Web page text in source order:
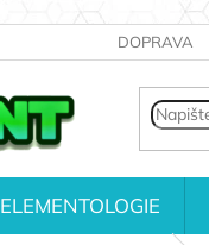
DOPRAVA
ELEMENTOLOGIE